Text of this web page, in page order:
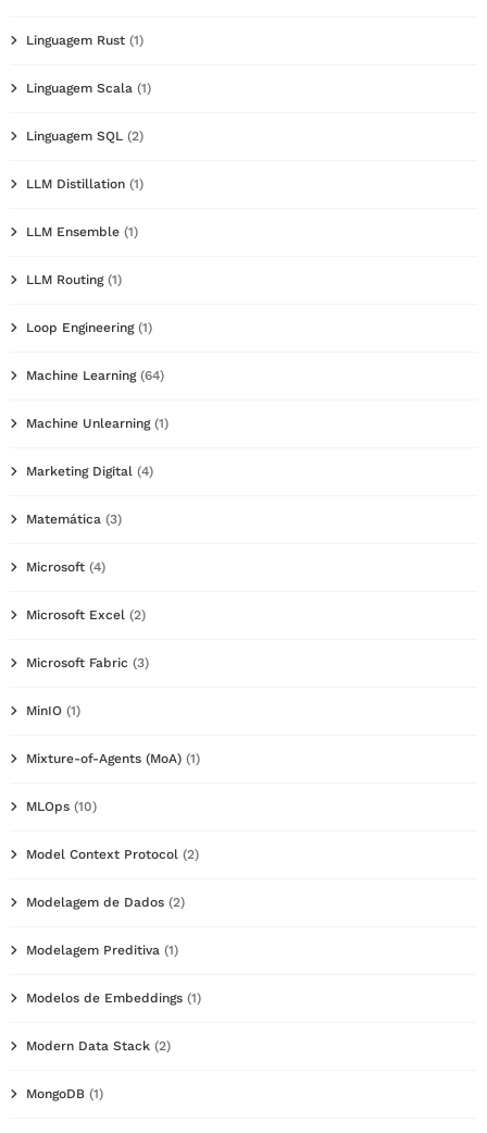
Linguagem Rust (1)
Linguagem Scala (1)
Linguagem SQL (2)
LLM Distillation (1)
LLM Ensemble (1)
LLM Routing(1)
Loop Engineering(1)
Machine Learning(64)
Machine Unlearning(1)
Marketing Digital (4)
Matemática (3)
Microsoft (4)
Microsoft Excel (2)
Microsoft Fabric (3)
MinIO (1)
Mixture-of-Agents (MoA) (1)
MLOps (10)
Model Context Protocol (2)
Modelagem de Dados (2)
Modelagem Preditiva (1)
Modelos de Embeddings (1)
Modern Data Stack (2)
MongoDB (1)